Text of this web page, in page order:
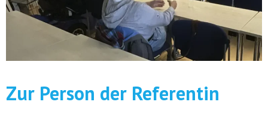
Zur Person der Referentin